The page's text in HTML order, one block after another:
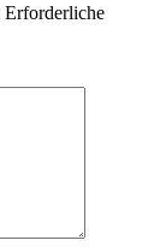
Erforderliche